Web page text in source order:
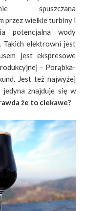
spuszczana
przez wielkie turbiny i
potencjalna wody
Takich elektrowni jest
jest ekspresowe
- Porąbka-
Jest też najwyżej
znajduje się w
że to ciekawe?